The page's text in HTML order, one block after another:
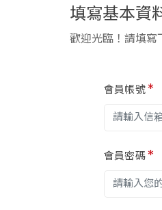
填寫基本資
歡迎光臨！請填
會員帳號*
會員密碼*